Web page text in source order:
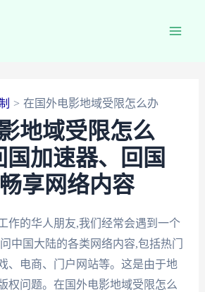
在国外电影地域受限怎么办
地域受限怎么
国加速器、回国
享网络内容
作的华人朋友,我们经常会遇到一个
中国大陆的各类网络内容,包括热门
、电商、门户网站等。这是由于地
权问题。在国外电影地域受限怎么